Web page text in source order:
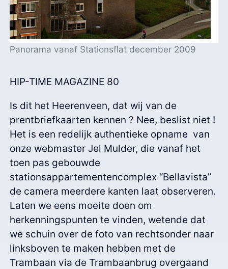
Panorama vanaf Stationsflat december 2009
HIP-TIME MAGAZINE 80
Is dit het Heerenveen, dat wij van de
prentbriefkaarten kennen ? Nee, beslist niet !
Het is een redelijk authentieke opname van
onze webmaster Jel Mulder, die vanaf het
toen pas gebouwde
stationsappartementencomplex “Bellavista”
de camera meerdere kanten laat observeren.
Laten we eens moeite doen om
herkenningspunten te vinden, wetende dat
we schuin over de foto van rechtsonder naar
linksboven te maken hebben met de
Trambaan via de Trambaanbrug overgaand